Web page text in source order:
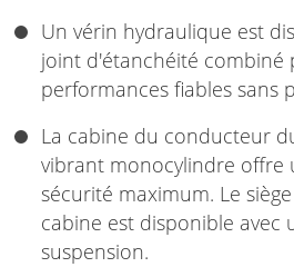
Un vérin hydraulique est
joint d'étanchéité combiné
performances fiables sans
La cabine du conducteur
vibrant monocylindre offre
sécurité maximum. Le
cabine est disponible avec
suspension.